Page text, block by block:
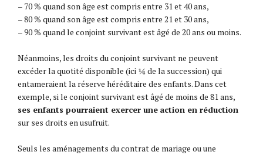
– 70 % quand son âge est compris entre 31 et 40 ans,
– 80 % quand son âge est compris entre 21 et 30 ans,
– 90 % quand le conjoint survivant est âgé de 20 ans ou moins.
Néanmoins, les droits du conjoint survivant ne peuvent
excéder la quotité disponible (ici ¼ de la succession) qui
entameraient la réserve héréditaire des enfants. Dans cet
exemple, si le conjoint survivant est âgé de moins de 81 ans,
ses enfants pourraient exercer une action en réduction
sur ses droits en usufruit.
Seuls les aménagements du contrat de mariage ou une